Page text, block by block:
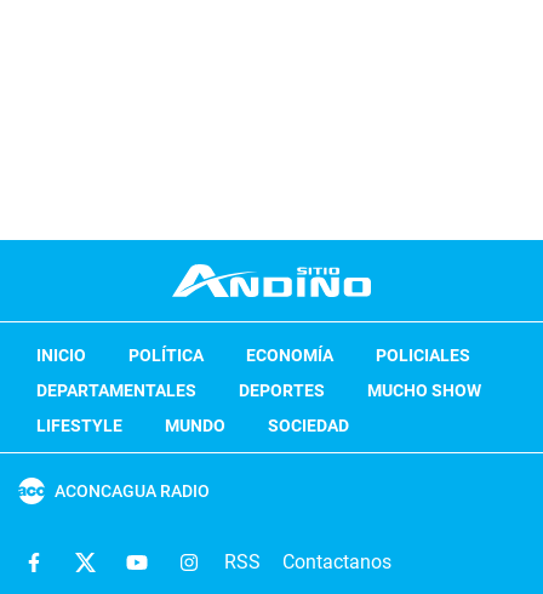
INICIO POLÍTICA ECONOMÍA
POLICIALES
DEPARTAMENTALES
DEPORTES
MUCHO SHOW
LIFESTYLE
MUNDO SOCIEDAD
ACONCAGUA RADIO
RSS Contactanos